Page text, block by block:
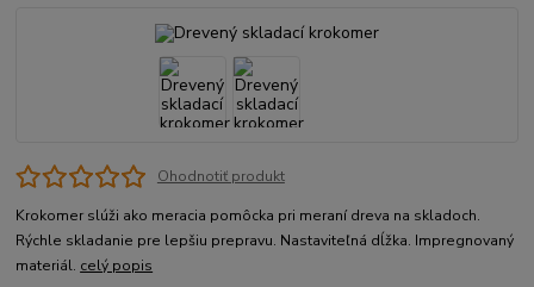
Ohodnotiť produkt
Krokomer slúži ako meracia pomôcka pri meraní dreva na skladoch.
Rýchle skladanie pre lepšiu prepravu. Nastaviteľná dĺžka. Impregnovaný
materiál. celý popis